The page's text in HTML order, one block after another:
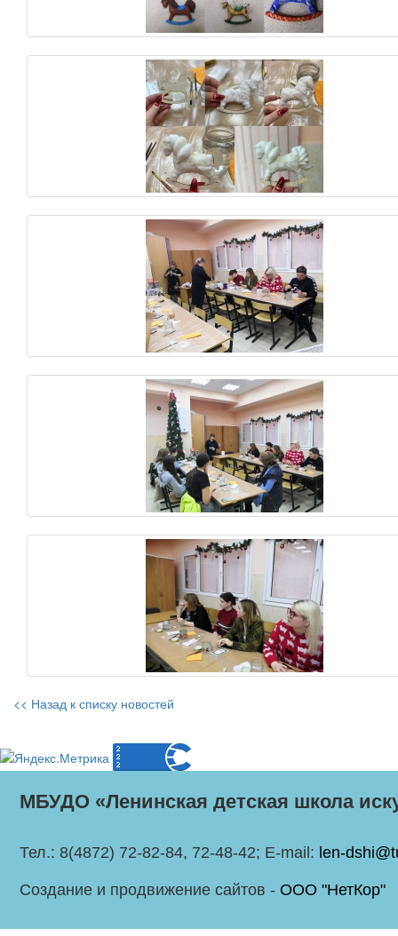
<< Назад к списку новостей
МБУДО «Ленинская детская школа
Тел.: 8(4872) 72-82-84, 72-48-42; E-mail: len-
Создание и продвижение сайтов - ООО "НетКор"